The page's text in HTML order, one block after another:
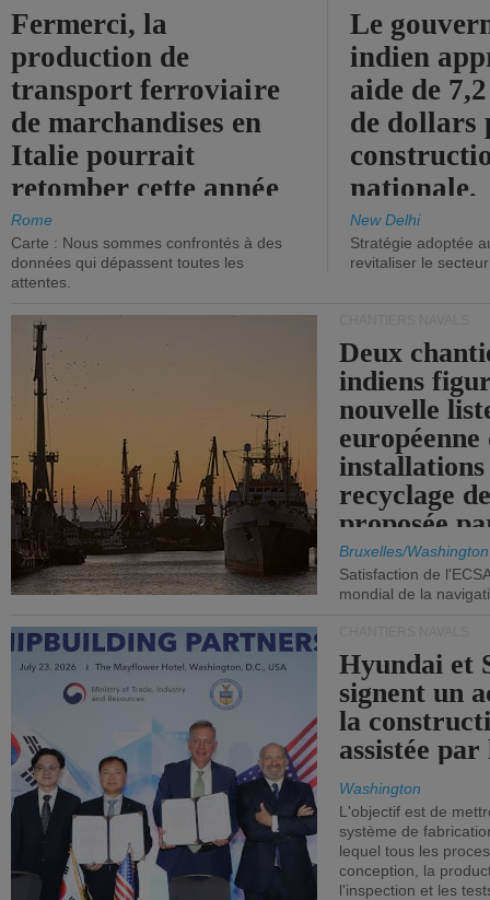
Fermerci, la
production de
transport ferroviaire
de marchandises en
Italie pourrait
retomber cette année
aux niveaux de 2015.
Rome
Carte : Nous sommes confrontés à des
données qui dépassent toutes les
attentes.
Le
indien
aide de
de dollars
nationale.
New Delhi
Stratégie adoptée
revitaliser le secteur
Deux
indiens
nouvelle
européenne
installations
recyclage
proposée
Bruxelles/Washington
Satisfaction de
mondial de la
Hyundai et
signent un
la
assistée
Washington
L'objectif est de
système de
lequel tous les
conception, la
l'inspection et les